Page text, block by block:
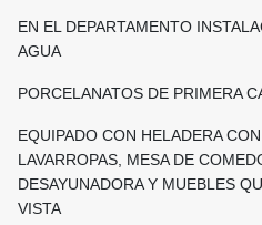
EN EL DEPARTAMENTO
AGUA
PORCELANATOS DE PRIMERA
EQUIPADO CON HELADERA
LAVARROPAS, MESA DE
DESAYUNADORA Y MUEBLES
VISTA